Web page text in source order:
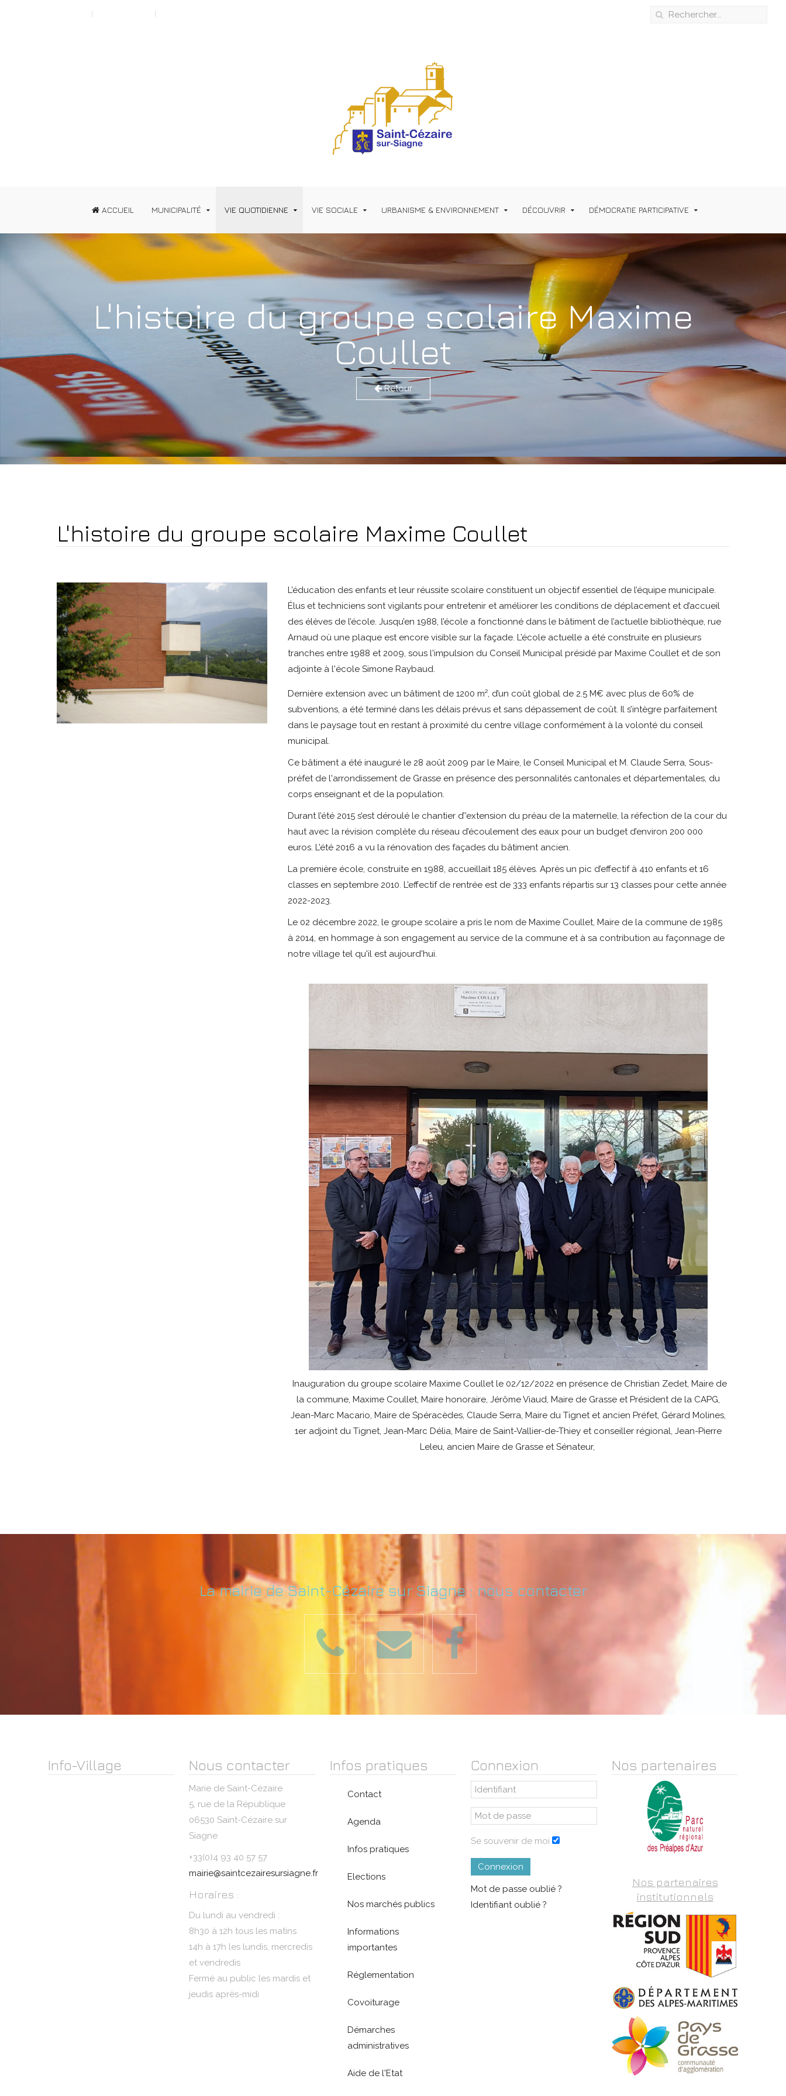
ACCUEIL MUNICIPALITÉ VIE QUOTIDIENNE VIE SOCIALE URBANISME & ENVIRONNEMENT DÉCOUVRIR DÉMOCRATIE PARTICIPATIVE
L'histoire du groupe scolaire Maxime
Coullet
Retour
L'histoire du groupe scolaire Maxime Coullet
L’éducation des enfants et leur réussite scolaire constituent un objectif essentiel de l’équipe municipale.
Élus et techniciens sont vigilants pour entretenir et améliorer les conditions de déplacement et d’accueil
des élèves de l’école. Jusqu’en 1988, l’école a fonctionné dans le bâtiment de l’actuelle bibliothèque, rue
Arnaud où une plaque est encore visible sur la façade. L’école actuelle a été construite en plusieurs
tranches entre 1988 et 2009, sous l'impulsion du Conseil Municipal présidé par Maxime Coullet et de son
adjointe à l'école Simone Raybaud.
Dernière extension avec un bâtiment de 1200 m², d’un coût global de 2.5 M€ avec plus de 60% de
subventions, a été terminé dans les délais prévus et sans dépassement de coût. Il s’intègre parfaitement
dans le paysage tout en restant à proximité du centre village conformément à la volonté du conseil
municipal.
Ce bâtiment a été inauguré le 28 août 2009 par le Maire, le Conseil Municipal et M. Claude Serra, Sous-
préfet de l'arrondissement de Grasse en présence des personnalités cantonales et départementales, du
corps enseignant et de la population.
Durant l’été 2015 s’est déroulé le chantier d’’extension du préau de la maternelle, la réfection de la cour du
haut avec la révision complète du réseau d’écoulement des eaux pour un budget d’environ 200 000
euros. L’été 2016 a vu la rénovation des façades du bâtiment ancien.
La première école, construite en 1988, accueillait 185 élèves. Après un pic d’effectif à 410 enfants et 16
classes en septembre 2010. L’effectif de rentrée est de 333 enfants répartis sur 13 classes pour cette année
2022-2023.
Le 02 décembre 2022, le groupe scolaire a pris le nom de Maxime Coullet, Maire de la commune de 1985
à 2014, en hommage à son engagement au service de la commune et à sa contribution au façonnage de
notre village tel qu'il est aujourd'hui.
Inauguration du groupe scolaire Maxime Coullet le 02/12/2022 en présence de Christian Zedet, Maire de
la commune, Maxime Coullet, Maire honoraire, Jérôme Viaud, Maire de Grasse et Président de la CAPG,
Jean-Marc Macario, Maire de Spéracèdes, Claude Serra, Maire du Tignet et ancien Préfet, Gérard Molines,
1er adjoint du Tignet, Jean-Marc Délia, Maire de Saint-Vallier-de-Thiey et conseiller régional, Jean-Pierre
Leleu, ancien Maire de Grasse et Sénateur,
La mairie de Saint-Cézaire sur Siagne : nous contacter
Info-Village Nous contacter
Marie de Saint-Cézaire
5, rue de la République
06530 Saint-Cézaire sur
Siagne
+33(0)4 93 40 57 57
mairie@saintcezairesursiagne.fr
Horaires :
Du lundi au vendredi :
8h30 à 12h tous les matins
14h à 17h les lundis, mercredis
et vendredis
Fermé au public les mardis et
jeudis après-midi
Infos pratiques
Contact
Agenda
Infos pratiques
Elections
Nos marchés publics
Informations
importantes
Réglementation
Covoiturage
Démarches
administratives
Aide de l'Etat
Connexion
Se souvenir de moi
Connexion
Mot de passe oublié ?
Identifiant oublié ?
Nos partenaires
Nos partenaires
institutionnels